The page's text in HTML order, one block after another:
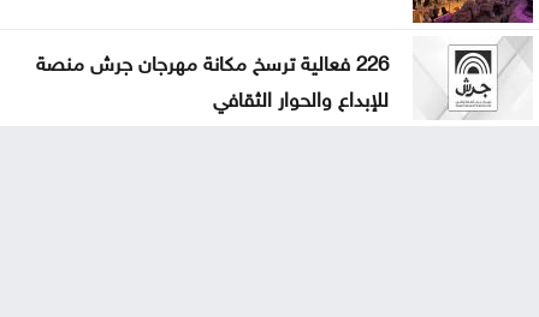
226 فعالية ترسخ مكانة مهرجان جرش منصة
للإبداع والحوار الثقافي